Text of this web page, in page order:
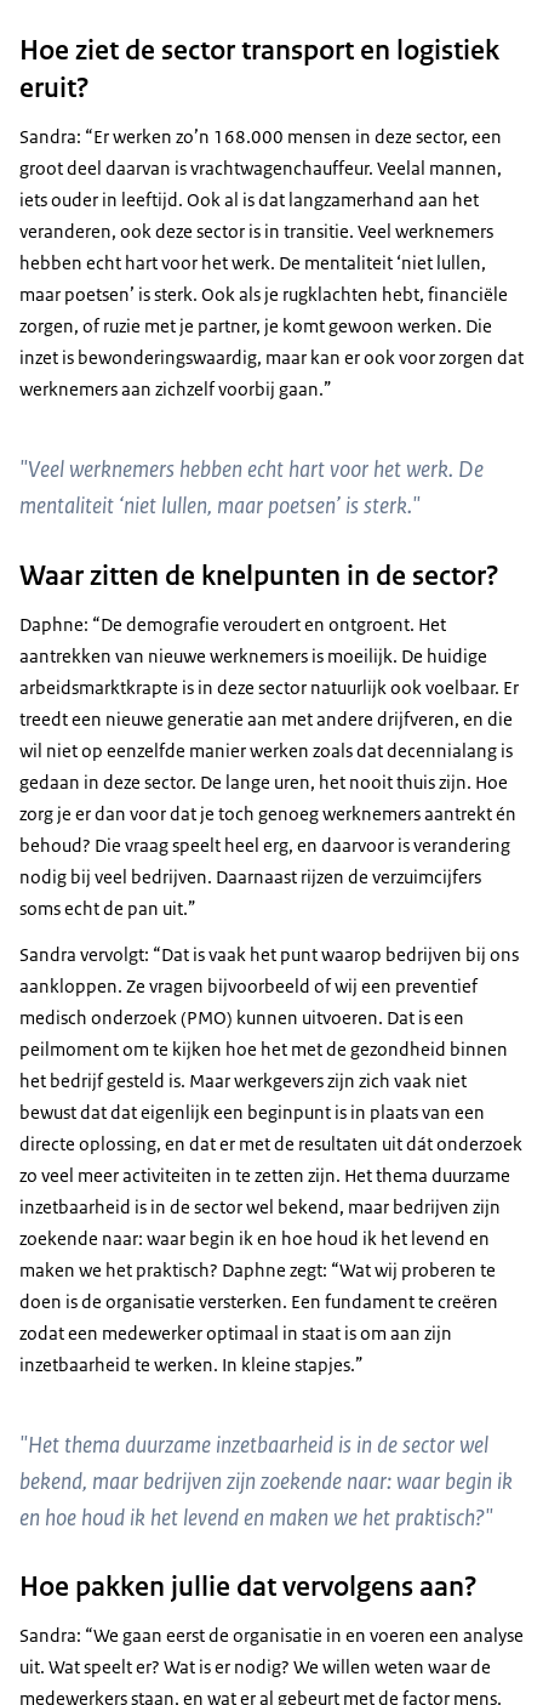
Hoe ziet de sector transport en logistiek
eruit?
Sandra: “Er werken zo’n 168.000 mensen in deze sector, een
groot deel daarvan is vrachtwagenchauffeur. Veelal mannen,
iets ouder in leeftijd. Ook al is dat langzamerhand aan het
veranderen, ook deze sector is in transitie. Veel werknemers
hebben echt hart voor het werk. De mentaliteit ‘niet lullen,
maar poetsen’ is sterk. Ook als je rugklachten hebt, financiële
zorgen, of ruzie met je partner, je komt gewoon werken. Die
inzet is bewonderingswaardig, maar kan er ook voor zorgen dat
werknemers aan zichzelf voorbij gaan.”
"Veel werknemers hebben echt hart voor het werk. De
mentaliteit ‘niet lullen, maar poetsen’ is sterk."
Waar zitten de knelpunten in de sector?
Daphne: “De demografie veroudert en ontgroent. Het
aantrekken van nieuwe werknemers is moeilijk. De huidige
arbeidsmarktkrapte is in deze sector natuurlijk ook voelbaar. Er
treedt een nieuwe generatie aan met andere drijfveren, en die
wil niet op eenzelfde manier werken zoals dat decennialang is
gedaan in deze sector. De lange uren, het nooit thuis zijn. Hoe
zorg je er dan voor dat je toch genoeg werknemers aantrekt én
behoud? Die vraag speelt heel erg, en daarvoor is verandering
nodig bij veel bedrijven. Daarnaast rijzen de verzuimcijfers
soms echt de pan uit.”
Sandra vervolgt: “Dat is vaak het punt waarop bedrijven bij ons
aankloppen. Ze vragen bijvoorbeeld of wij een preventief
medisch onderzoek (PMO) kunnen uitvoeren. Dat is een
peilmoment om te kijken hoe het met de gezondheid binnen
het bedrijf gesteld is. Maar werkgevers zijn zich vaak niet
bewust dat dat eigenlijk een beginpunt is in plaats van een
directe oplossing, en dat er met de resultaten uit dát onderzoek
zo veel meer activiteiten in te zetten zijn. Het thema duurzame
inzetbaarheid is in de sector wel bekend, maar bedrijven zijn
zoekende naar: waar begin ik en hoe houd ik het levend en
maken we het praktisch? Daphne zegt: “Wat wij proberen te
doen is de organisatie versterken. Een fundament te creëren
zodat een medewerker optimaal in staat is om aan zijn
inzetbaarheid te werken. In kleine stapjes.”
"Het thema duurzame inzetbaarheid is in de sector wel
bekend, maar bedrijven zijn zoekende naar: waar begin ik
en hoe houd ik het levend en maken we het praktisch?"
Hoe pakken jullie dat vervolgens aan?
Sandra: “We gaan eerst de organisatie in en voeren een analyse
uit. Wat speelt er? Wat is er nodig? We willen weten waar de
medewerkers staan, en wat er al gebeurt met de factor mens.